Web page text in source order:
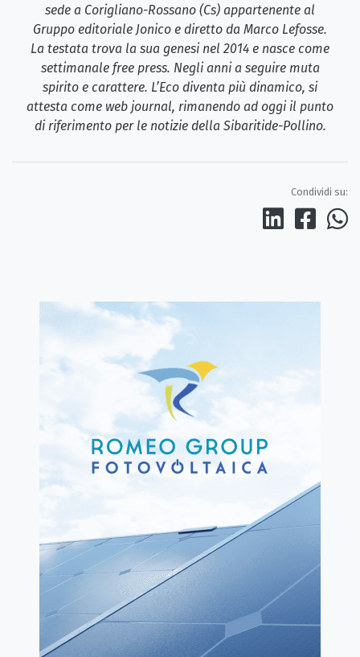
sede a Corigliano-Rossano (Cs) appartenente al
Gruppo editoriale Jonico e diretto da Marco Lefosse.
La testata trova la sua genesi nel 2014 e nasce come
settimanale free press. Negli anni a seguire muta
spirito e carattere. L’Eco diventa più dinamico, si
attesta come web journal, rimanendo ad oggi il punto
di riferimento per le notizie della Sibaritide-Pollino.
Condividi su: